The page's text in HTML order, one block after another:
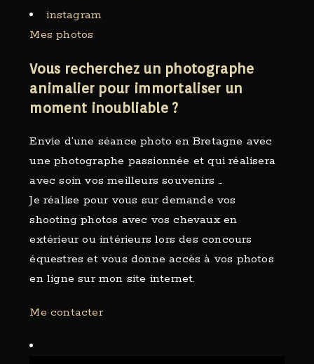
instagram
Mes photos
Vous recherchez un photographe
animalier pour immortaliser un
moment inoubliable ?
Envie d’une séance photo en Bretagne avec
une photographe passionnée et qui réalisera
avec soin vos meilleurs souvenirs …
Je réalise pour vous sur demande vos
shooting photos avec vos chevaux en
extérieur ou intérieurs lors des concours
équestres et vous donne accès à vos photos
en ligne sur mon site internet.
Me contacter